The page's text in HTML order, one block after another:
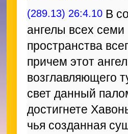
(289.13) 26:4.10 В
ангелы всех
пространства
причем этот
возглавляющего
свет данный
достигнете
чья созданная